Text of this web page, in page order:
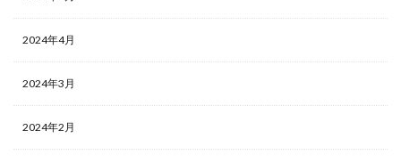
2024年4月
2024年3月
2024年2月